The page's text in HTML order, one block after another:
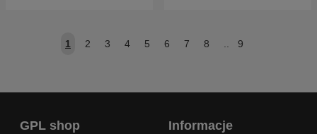
1 2 3 4 5 6 7 8 .. 9
GPL shop Informacje